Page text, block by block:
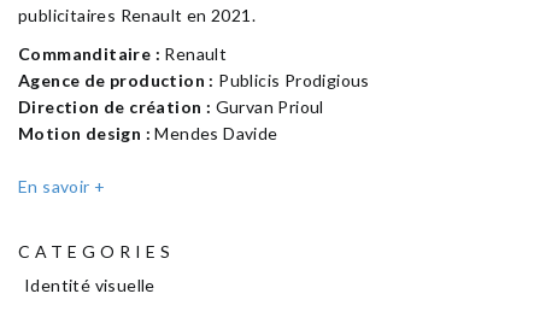
publicitaires Renault en 2021.
Commanditaire : Renault
Agence de production : Publicis Prodigious
Direction de création : Gurvan Prioul
Motion design :Mendes Davide
En savoir +
CATEGORIES
Identité visuelle